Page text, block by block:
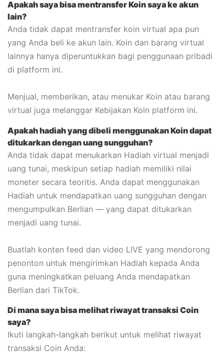
Apakah saya bisa mentransfer Koin saya ke akun
lain?
Anda tidak dapat mentransfer koin virtual apa pun
yang Anda beli ke akun lain. Koin dan barang virtual
lainnya hanya diperuntukkan bagi penggunaan pribadi
di platform ini.
Menjual, memberikan, atau menukar Koin atau barang
virtual juga melanggar Kebijakan Koin platform ini.
Apakah hadiah yang dibeli menggunakan Koin dapat
ditukarkan dengan uang sungguhan?
Anda tidak dapat menukarkan Hadiah virtual menjadi
uang tunai, meskipun setiap hadiah memiliki nilai
moneter secara teoritis. Anda dapat menggunakan
Hadiah untuk mendapatkan uang sungguhan dengan
mengumpulkan Berlian — yang dapat ditukarkan
menjadi uang tunai.
Buatlah konten feed dan video LIVE yang mendorong
penonton untuk mengirimkan Hadiah kepada Anda
guna meningkatkan peluang Anda mendapatkan
Berlian dari TikTok.
Di mana saya bisa melihat riwayat transaksi Coin
saya?
Ikuti langkah-langkah berikut untuk melihat riwayat
transaksi Coin Anda: